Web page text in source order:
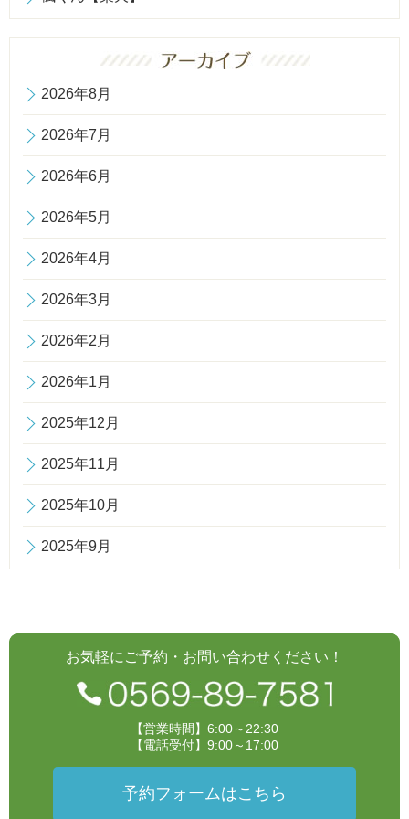
2026年8月
2026年7月
2026年6月
2026年5月
2026年4月
2026年3月
2026年2月
2026年1月
2025年12月
2025年11月
2025年10月
2025年9月
お気軽にご予約・お問い合わせください！
【営業時間】6:00～22:30
【電話受付】9:00～17:00
予約フォームはこちら